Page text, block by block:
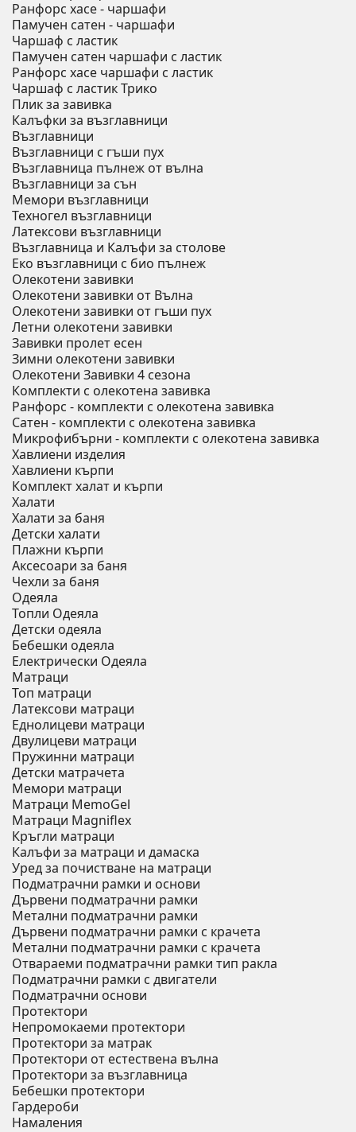
Ранфорс хасе - чаршафи
Памучен сатен - чаршафи
Чаршаф с ластик
Памучен сатен чаршафи с ластик
Ранфорс хасе чаршафи с ластик
Чаршаф с ластик Трико
Плик за завивкa
Калъфки за възглавници
Възглавници
Възглавници с гъши пух
Възглавница пълнеж от вълна
Възглавници за сън
Мемори възглавници
Техногел възглавници
Латексови възглавници
Възглавница и Калъфи за столове
Еко възглавници с био пълнеж
Олекотени завивки
Олекотени завивки от Вълна
Олекотени завивки от гъши пух
Летни олекотени завивки
Завивки пролет есен
Зимни олекотени завивки
Олекотени Завивки 4 сезона
Комплекти с олекотена завивка
Ранфорс - комплекти с олекотена завивка
Сатен - комплекти с олекотена завивка
Микрофибърни - комплекти с олекотена завивка
Хавлиени изделия
Хавлиени кърпи
Комплект халат и кърпи
Халати
Халати за баня
Детски халати
Плажни кърпи
Аксесоари за баня
Чехли за баня
Одеяла
Топли Одеяла
Детски одеяла
Бебешки одеяла
Електрически Одеяла
Матраци
Топ матраци
Латексови матраци
Еднолицеви матраци
Двулицеви матраци
Пружинни матраци
Детски матрачета
Мемори матраци
Mатраци MemoGel
Матраци Мagniflex
Кръгли матраци
Калъфи за матраци и дамаска
Уред за почистване на матраци
Подматрачни рамки и основи
Дървени подматрачни рамки
Метални подматрачни рамки
Дървени подматрачни рамки с крачета
Метални подматрачни рамки с крачета
Отвараеми подматрачни рамки тип ракла
Подматрачни рамки с двигатели
Подматрачни основи
Протектори
Непромокаеми протектори
Протектори за матрак
Протектори от естествена вълна
Протектори за възглавница
Бебешки протектори
Гардероби
Намаления